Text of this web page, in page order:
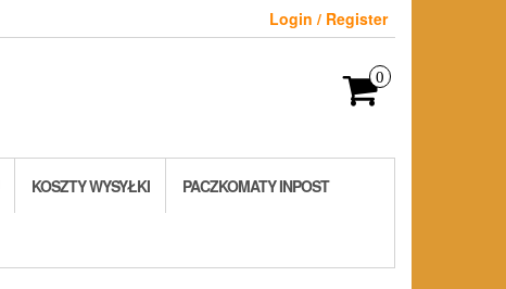
Login / Register
0
KOSZTY WYSYŁKI PACZKOMATY INPOST